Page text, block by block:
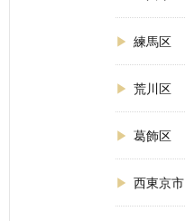
練馬区
荒川区
葛飾区
西東京市